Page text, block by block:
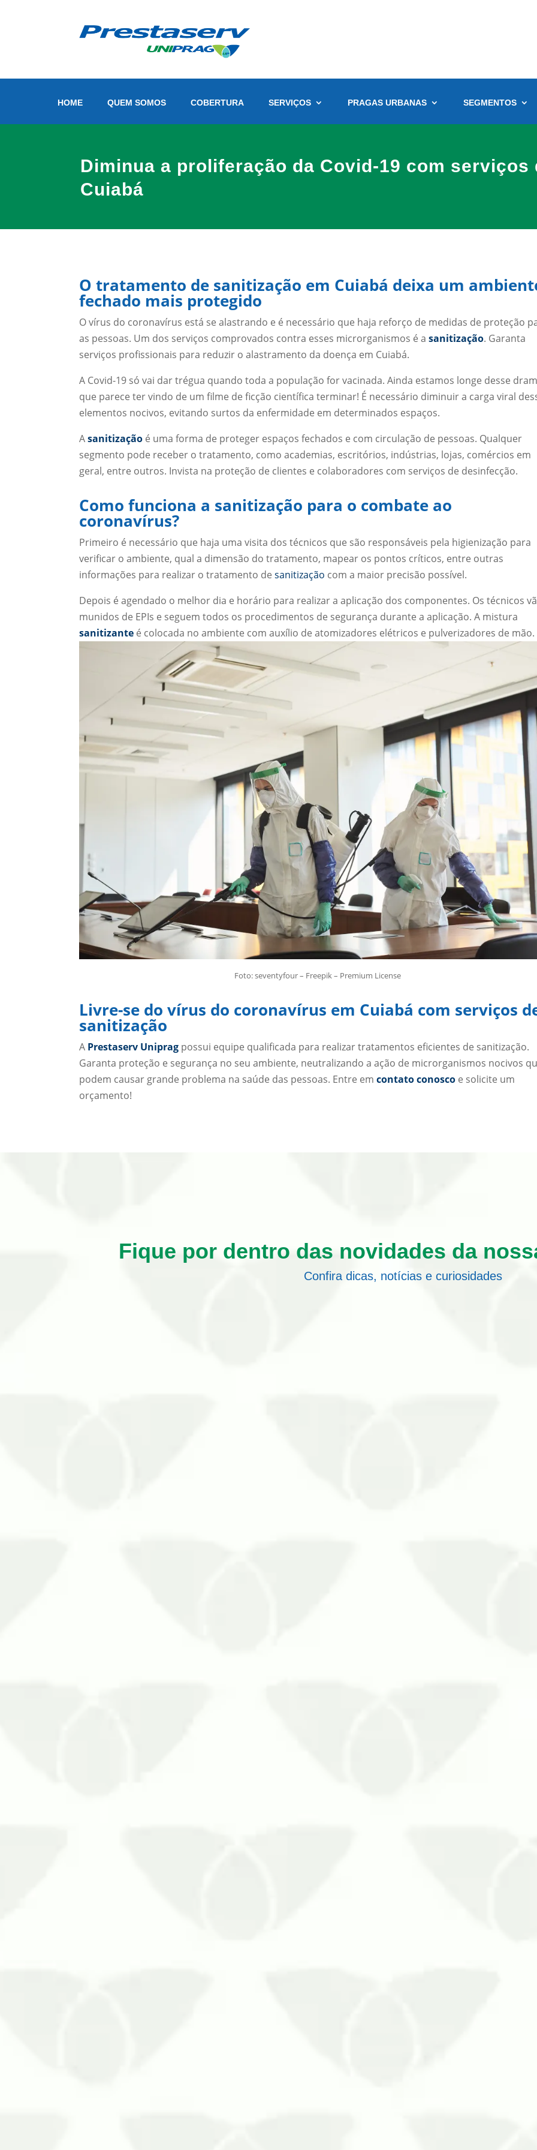
HOME QUEM SOMOS COBERTURA SERVIÇOS PRAGAS URBANAS SEGMENTOS
Diminua a proliferação da Covid-19 com serviços
Cuiabá
O tratamento de sanitização em Cuiabá deixa um
fechado mais protegido
O vírus do coronavírus está se alastrando e é necessário que haja reforço de medidas de proteção
as pessoas. Um dos serviços comprovados contra esses microrganismos é a sanitização. Garanta
serviços profissionais para reduzir o alastramento da doença em Cuiabá.
A Covid-19 só vai dar trégua quando toda a população for vacinada. Ainda estamos longe desse
que parece ter vindo de um filme de ficção científica terminar! É necessário diminuir a carga viral
elementos nocivos, evitando surtos da enfermidade em determinados espaços.
Asanitização é uma forma de proteger espaços fechados e com circulação de pessoas. Qualquer
segmento pode receber o tratamento, como academias, escritórios, indústrias, lojas, comércios em
geral, entre outros. Invista na proteção de clientes e colaboradores com serviços de desinfecção.
Como funciona a sanitização para o combate ao
coronavírus?
Primeiro é necessário que haja uma visita dos técnicos que são responsáveis pela higienização para
verificar o ambiente, qual a dimensão do tratamento, mapear os pontos críticos, entre outras
informações para realizar o tratamento de sanitização com a maior precisão possível.
Depois é agendado o melhor dia e horário para realizar a aplicação dos componentes. Os técnicos
munidos de EPIs e seguem todos os procedimentos de segurança durante a aplicação. A mistura
sanitizante é colocada no ambiente com auxílio de atomizadores elétricos e pulverizadores de mão.
Foto: seventyfour – Freepik – Premium License
Livre-se do vírus do coronavírus em Cuiabá com serviços
sanitização
A Prestaserv Uniprag possui equipe qualificada para realizar tratamentos eficientes de sanitização.
Garanta proteção e segurança no seu ambiente, neutralizando a ação de microrganismos nocivos
podem causar grande problema na saúde das pessoas. Entre em contato conosco e solicite um
orçamento!
Fique por dentro das novidades da
Confira dicas, notícias e curiosidades